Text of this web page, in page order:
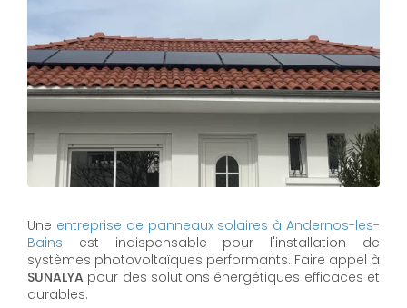
Une entreprise de panneaux solaires àAndernos-les-
Bains est indispensable pour l'installation de
systèmes photovoltaïques performants. Faire appel à
SUNALYA pour des solutions énergétiques efficaces et
durables.